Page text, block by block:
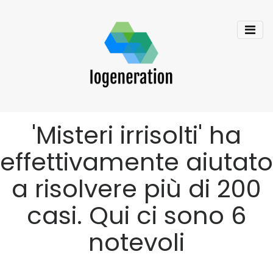
'Misteri irrisolti' ha
effettivamente aiutato
a risolvere più di 200
casi. Qui ci sono 6
notevoli